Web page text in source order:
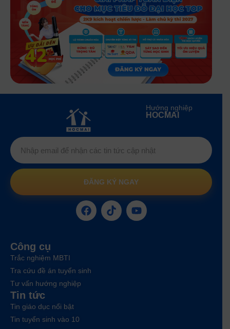
Hướng nghiệp
HOCMAI
ĐĂNG KÝ NGAY
Công cụ
Trắc nghiệm MBTI
Tra cứu đề án tuyển sinh
Tư vấn hướng nghiệp
Tin tức
Tin giáo dục nổi bật
Tin tuyển sinh vào 10